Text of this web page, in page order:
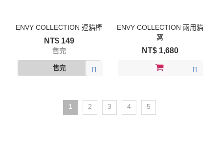
ENVY COLLECTION 逗貓棒
NT$ 149
售完
ENVY COLLECTION 兩用貓
窩
NT$ 1,680
1 2 3 4 5